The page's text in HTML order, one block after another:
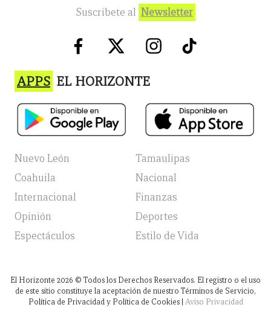
Suscribete al Newsletter
APPS EL HORIZONTE
Nuevo León
Tamaulipas
Coahuila
Nacional
Internacional
Finanzas
Opinión
Deportes
Espectáculos
Estilo de Vida
El Horizonte 2026 © Todos los Derechos Reservados. El registro o el uso
de este sitio constituye la aceptación de nuestro Términos de Servicio,
Política de Privacidad y Política de Cookies | Aviso Privacidad